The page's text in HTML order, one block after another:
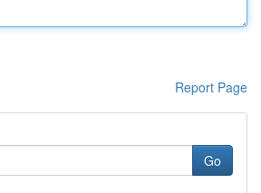
Report Page
Go